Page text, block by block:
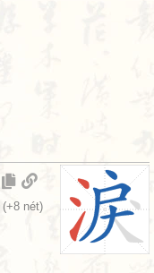
(+8 nét)